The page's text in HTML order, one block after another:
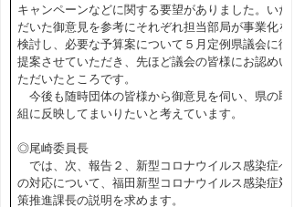
キャンペーンなどに関する要望がありました。いた
だいた御意見を参考にそれぞれ担当部局が事業化を
検討し、必要な予算案について５月定例県議会に御
提案させていただき、先ほど議会の皆様にお認めい
ただいたところです。
今後も随時団体の皆様から御意見を伺い、県の取
組に反映してまいりたいと考えています。
◎尾崎委員長
では、次、報告２、新型コロナウイルス感染症へ
の対応について、福田新型コロナウイルス感染症対
策推進課長の説明を求めます。